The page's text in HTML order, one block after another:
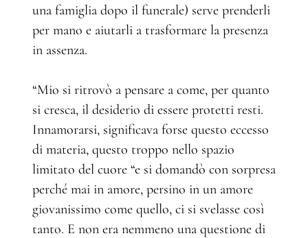
una famiglia dopo il funerale) serve prenderli
per mano e aiutarli a trasformare la presenza
in assenza.
“Mio si ritrovò a pensare a come, per quanto
si cresca, il desiderio di essere protetti resti.
Innamorarsi, significava forse questo eccesso
di materia, questo troppo nello spazio
limitato del cuore “e si domandò con sorpresa
perché mai in amore, persino in un amore
giovanissimo come quello, ci si svelasse così
tanto. E non era nemmeno una questione di